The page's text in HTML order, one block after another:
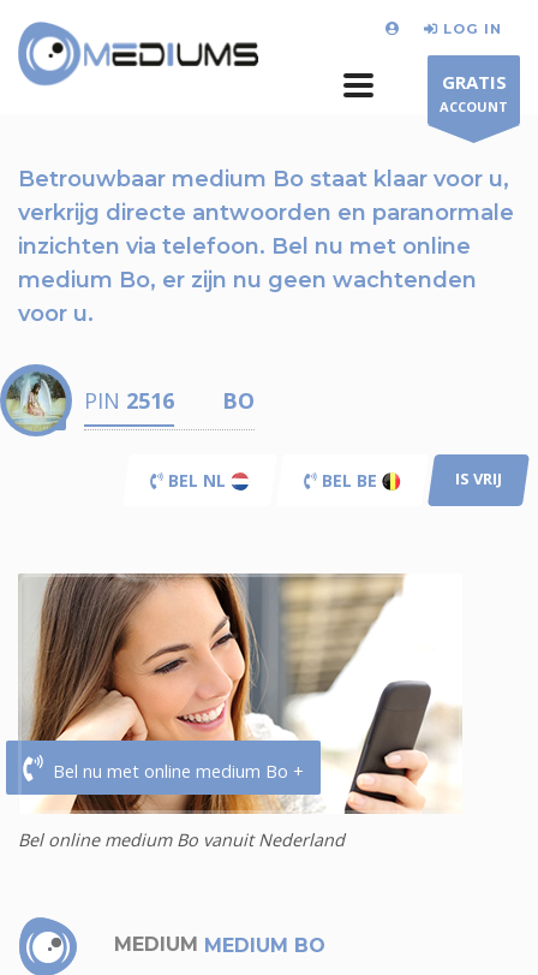
LOG IN
GRATIS
ACCOUNT
Betrouwbaar medium Bo staat klaar voor u,
verkrijg directe antwoorden en paranormale
inzichten via telefoon. Bel nu met online
medium Bo, er zijn nu geen wachtenden
voor u.
PIN 2516 BO
BEL NL BEL BE IS VRIJ
Bel nu met online medium Bo +
Bel online medium Bo vanuit Nederland
MEDIUM MEDIUM BO